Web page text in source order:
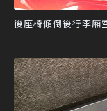
後座椅傾倒後行李廂